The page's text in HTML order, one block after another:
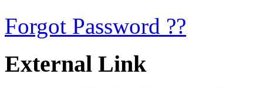
Forgot Password ??
External Link